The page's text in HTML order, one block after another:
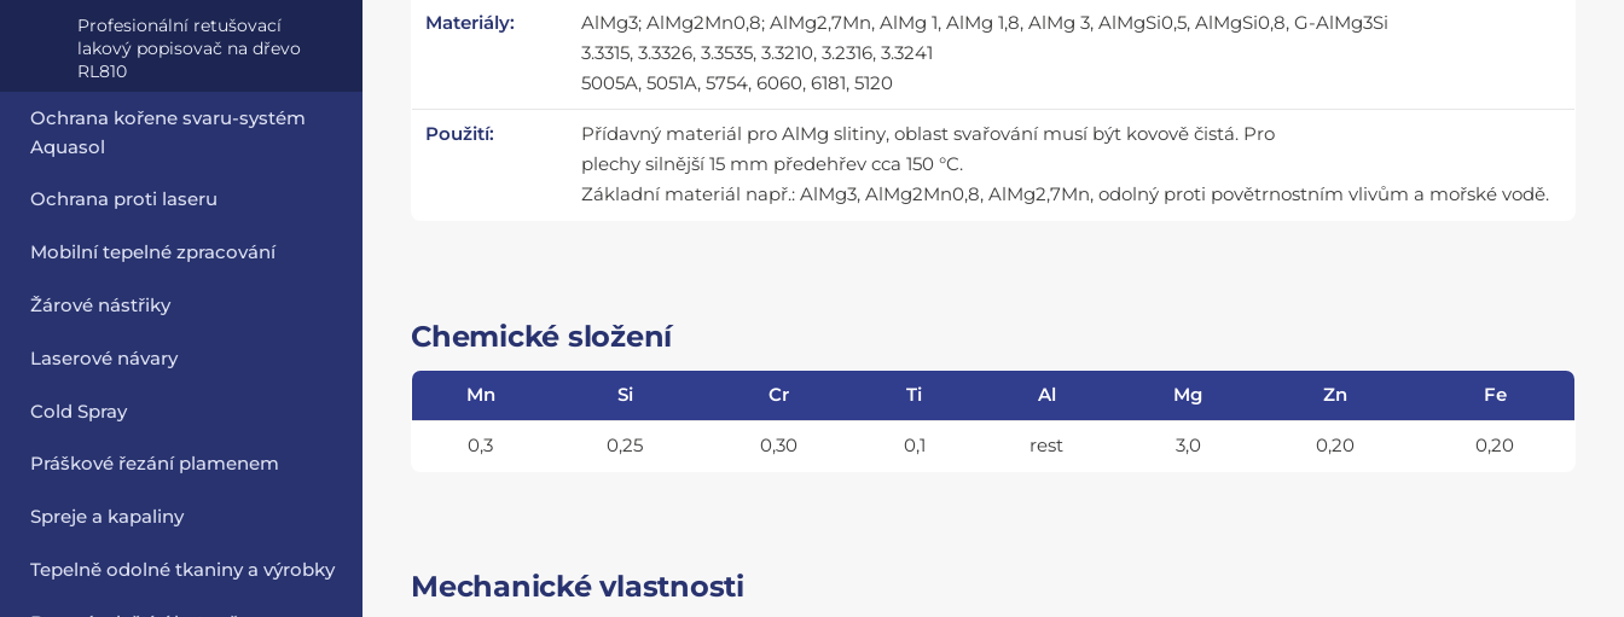
Profesionální retušovací
lakový popisovač na dřevo
RL810
Ochrana kořene svaru-systém
Aquasol
Ochrana proti laseru
Mobilní tepelné zpracování
Žárové nástřiky
Laserové návary
Cold Spray
Práškové řezání plamenem
Spreje a kapaliny
Tepelně odolné tkaniny a výrobky
Materiály:
AlMg3; AlMg2Mn0,8; AlMg2,7Mn, AlMg 1, AlMg 1,8, AlMg 3, AlMgSi0,5, AlMgSi0,8, G-AlMg3Si
3.3315, 3.3326, 3.3535, 3.3210, 3.2316, 3.3241
5005A, 5051A, 5754, 6060, 6181, 5120
Použití:
Přídavný materiál pro AlMg slitiny, oblast svařování musí být kovově čistá. Pro
plechy silnější 15 mm předehřev cca 150 °C.
Základní materiál např.: AlMg3, AlMg2Mn0,8, AlMg2,7Mn, odolný proti povětrnostním vlivům a mořské vodě.
Chemické složení
Mn Si Cr Ti Al Mg Zn Fe
0,3 0,25 0,30 0,1 rest 3,0 0,20 0,20
Mechanické vlastnosti